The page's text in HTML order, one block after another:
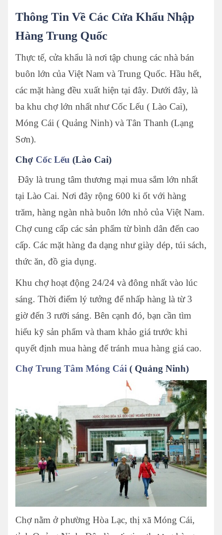
Thông Tin Về Các Cửa Khẩu Nhập
Hàng Trung Quốc
Thực tế, cửa khẩu là nơi tập chung các nhà bán
buôn lớn của Việt Nam và Trung Quốc. Hầu hết,
các mặt hàng đều xuất hiện tại đây. Dưới đây, là
ba khu chợ lớn nhất như Cốc Lếu ( Lào Cai),
Móng Cái ( Quảng Ninh) và Tân Thanh (Lạng
Sơn).
Chợ Cốc Lếu (Lào Cai)
Đây là trung tâm thương mại mua sắm lớn nhất
tại Lào Cai. Nơi đây rộng 600 ki ốt với hàng
trăm, hàng ngàn nhà buôn lớn nhỏ của Việt Nam.
Chợ cung cấp các sản phẩm từ bình dân đến cao
cấp. Các mặt hàng đa dạng như giày dép, túi sách,
thức ăn, đồ gia dụng.
Khu chợ hoạt động 24/24 và đông nhất vào lúc
sáng. Thời điểm lý tưởng để nhấp hàng là từ 3
giờ đến 3 rưỡi sáng. Bên cạnh đó, bạn cần tìm
hiểu kỹ sản phẩm và tham khảo giá trước khi
quyết định mua hàng để tránh mua hàng giá cao.
Chợ Trung Tâm Móng Cái ( Quảng Ninh)
Chợ nằm ở phường Hòa Lạc, thị xã Móng Cái,